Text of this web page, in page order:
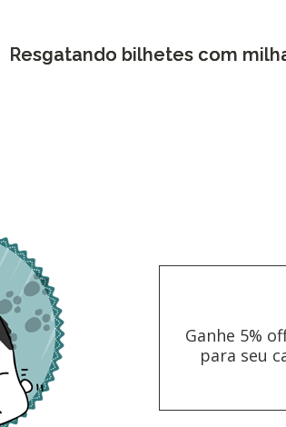
Resgatando bilhetes com
Ganhe 5%
para seu